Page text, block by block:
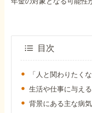
Q&A・相談事例
目次
「人と関わりたく
生活や仕事に与え
背景にある主な病